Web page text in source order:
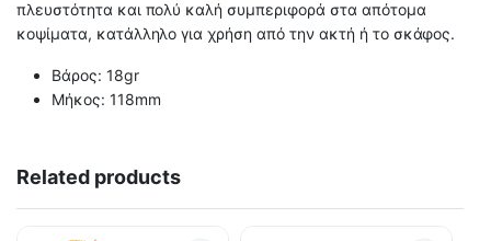
πλευστότητα και πολύ καλή συμπεριφορά στα απότομα
κοψίματα, κατάλληλο για χρήση από την ακτή ή το σκάφος.
Βάρος: 18gr
Μήκος: 118mm
Related products